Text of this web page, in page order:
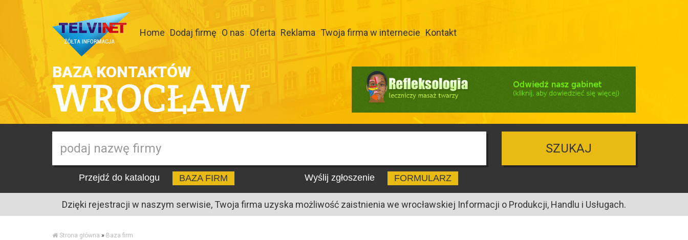
Home Dodaj firmę O nas Oferta Reklama Twoja firma w internecie Kontakt
BAZA KONTAKTÓW
WROCŁAW
SZUKAJ
Przejdź do katalogu BAZA FIRM Wyślij zgłoszenie FORMULARZ
Dzięki rejestracji w naszym serwisie, Twoja firma uzyska możliwość zaistnienia we wrocławskiej Informacji o Produkcji, Handlu i Usługach.
Strona główna » Baza firm